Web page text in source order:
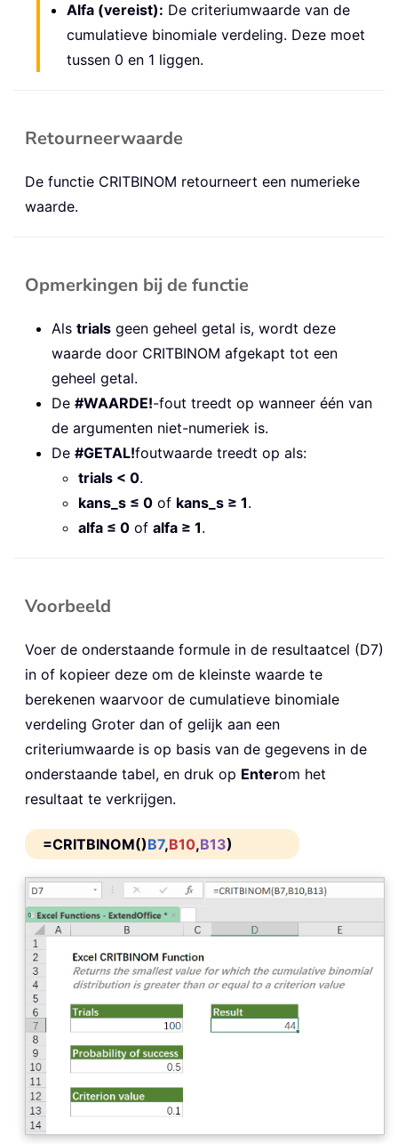
Alfa (vereist): De criteriumwaarde van de
cumulatieve binomiale verdeling. Deze moet
tussen 0 en 1 liggen.
Retourneerwaarde
De functie CRITBINOM retourneert een numerieke
waarde.
Opmerkingen bij de functie
Als trials geen geheel getal is, wordt deze
waarde door CRITBINOM afgekapt tot een
geheel getal.
De #WAARDE!-fout treedt op wanneer één van
de argumenten niet-numeriek is.
De #GETAL!foutwaarde treedt op als:
trials < 0.
kans_s ≤ 0 of kans_s ≥ 1.
alfa ≤ 0 of alfa ≥ 1.
Voorbeeld
Voer de onderstaande formule in de resultaatcel (D7)
in of kopieer deze om de kleinste waarde te
berekenen waarvoor de cumulatieve binomiale
verdeling Groter dan of gelijk aan een
criteriumwaarde is op basis van de gegevens in de
onderstaande tabel, en druk op Enterom het
resultaat te verkrijgen.
=CRITBINOM()B7,B10,B13)